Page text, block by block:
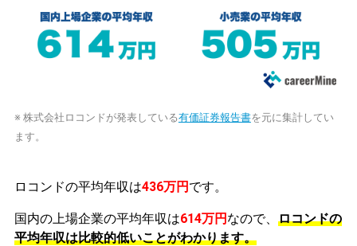
※ 株式会社ロコンドが発表している有価証券報告書を元に集計してい
ます。
ロコンドの平均年収は436万円 です。
国内の上場企業の平均年収は614万円 なので、 ロコンドの
平均年収は比較的低いことがわかります。